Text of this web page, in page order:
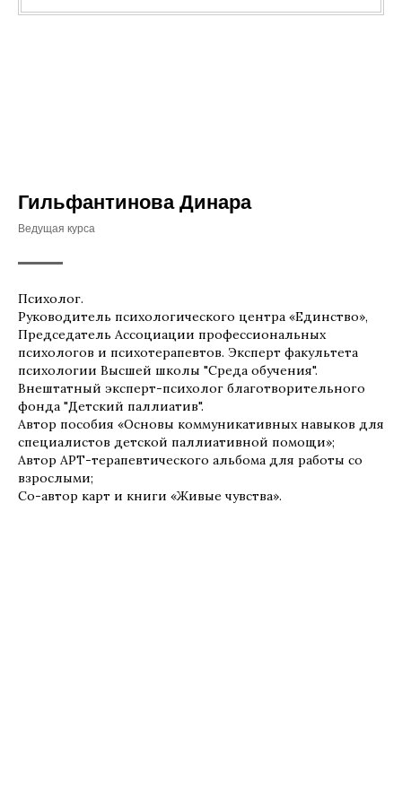
Гильфантинова Динара
Ведущая курса
Психолог.
Руководитель психологического центра «Единство»,
Председатель Ассоциации профессиональных
психологов и психотерапевтов. Эксперт факультета
психологии Высшей школы "Среда обучения".
Внештатный эксперт-психолог благотворительного
фонда "Детский паллиатив".
Автор пособия «Основы коммуникативных навыков для
специалистов детской паллиативной помощи»;
Автор АРТ-терапевтического альбома для работы со
взрослыми;
Со-автор карт и книги «Живые чувства».